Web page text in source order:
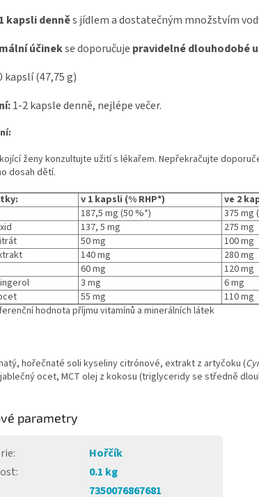
kapsli denněs jídlem a dostatečným množstvím
účinekse doporučuje pravidelné dlouhodobé
kapslí (47,75 g)
1-2 kapsle denně, nejlépe večer.
ženy konzultujte užití s lékařem. Nepřekračujte
dosah dětí.
v 1 kapsli (% RHP*)
ve 2
187,5 mg (50 %*)
375 mg
137, 5 mg
275 mg
50 mg
100 mg
140 mg
280 mg
60 mg
120 mg
3 mg
6 mg
55 mg
110 mg
hodnota příjmu vitamínů a minerálních látek
hořečnaté soli kyseliny citrónové, extrakt z artyčoku (
ocet, MCT olej z kokosu (triglyceridy se středně
parametry
:
Hořčík
:
0.1 kg
7350076867681